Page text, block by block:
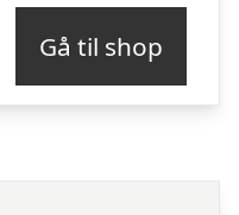
Gå til shop